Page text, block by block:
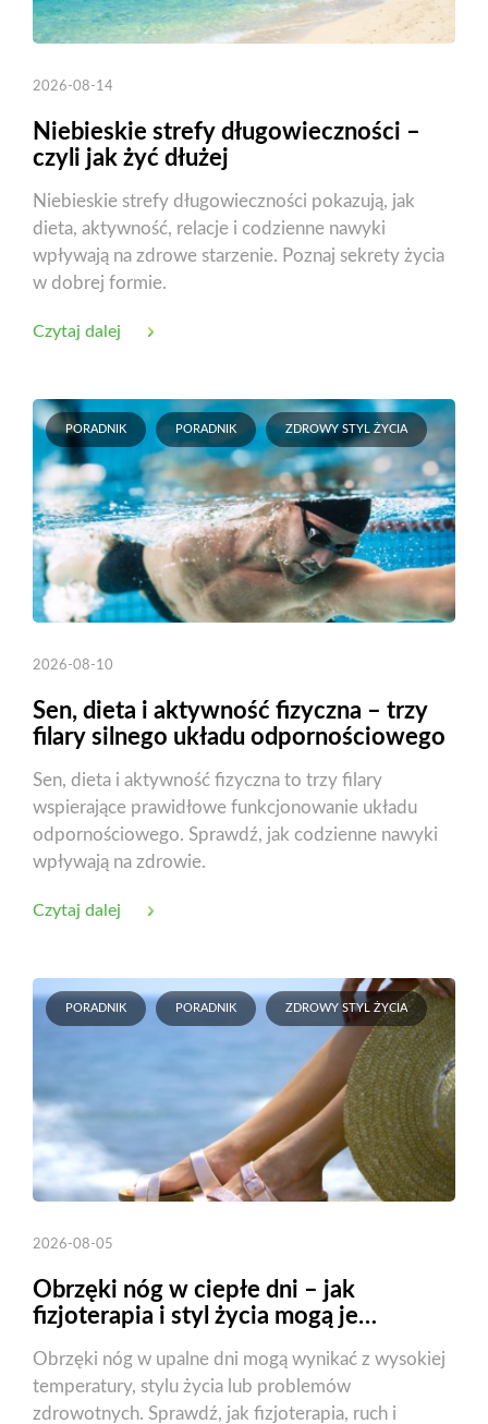
2026-08-14
Niebieskie strefy długowieczności –
czyli jak żyć dłużej
Niebieskie strefy długowieczności pokazują, jak
dieta, aktywność, relacje i codzienne nawyki
wpływają na zdrowe starzenie. Poznaj sekrety życia
w dobrej formie.
Czytaj dalej
PORADNIK PORADNIK ZDROWY STYL ŻYCIA
2026-08-10
Sen, dieta i aktywność fizyczna – trzy
filary silnego układu odpornościowego
Sen, dieta i aktywność fizyczna to trzy filary
wspierające prawidłowe funkcjonowanie układu
odpornościowego. Sprawdź, jak codzienne nawyki
wpływają na zdrowie.
Czytaj dalej
PORADNIK PORADNIK ZDROWY STYL ŻYCIA
2026-08-05
Obrzęki nóg w ciepłe dni – jak
fizjoterapia i styl życia mogą je
Obrzęki nóg w upalne dni mogą wynikać z wysokiej
temperatury, stylu życia lub problemów
zdrowotnych. Sprawdź, jak fizjoterapia, ruch i